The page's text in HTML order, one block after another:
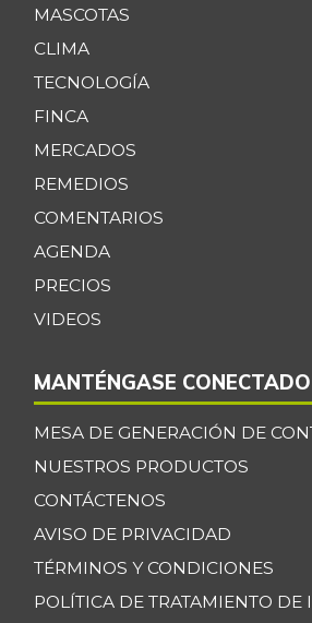
MASCOTAS
CLIMA
TECNOLOGÍA
FINCA
MERCADOS
REMEDIOS
COMENTARIOS
AGENDA
PRECIOS
VIDEOS
MANTÉNGASE CONECTADO
MESA DE GENERACIÓN DE
NUESTROS PRODUCTOS
CONTÁCTENOS
AVISO DE PRIVACIDAD
TÉRMINOS Y CONDICIONES
POLÍTICA DE TRATAMIENTO DE